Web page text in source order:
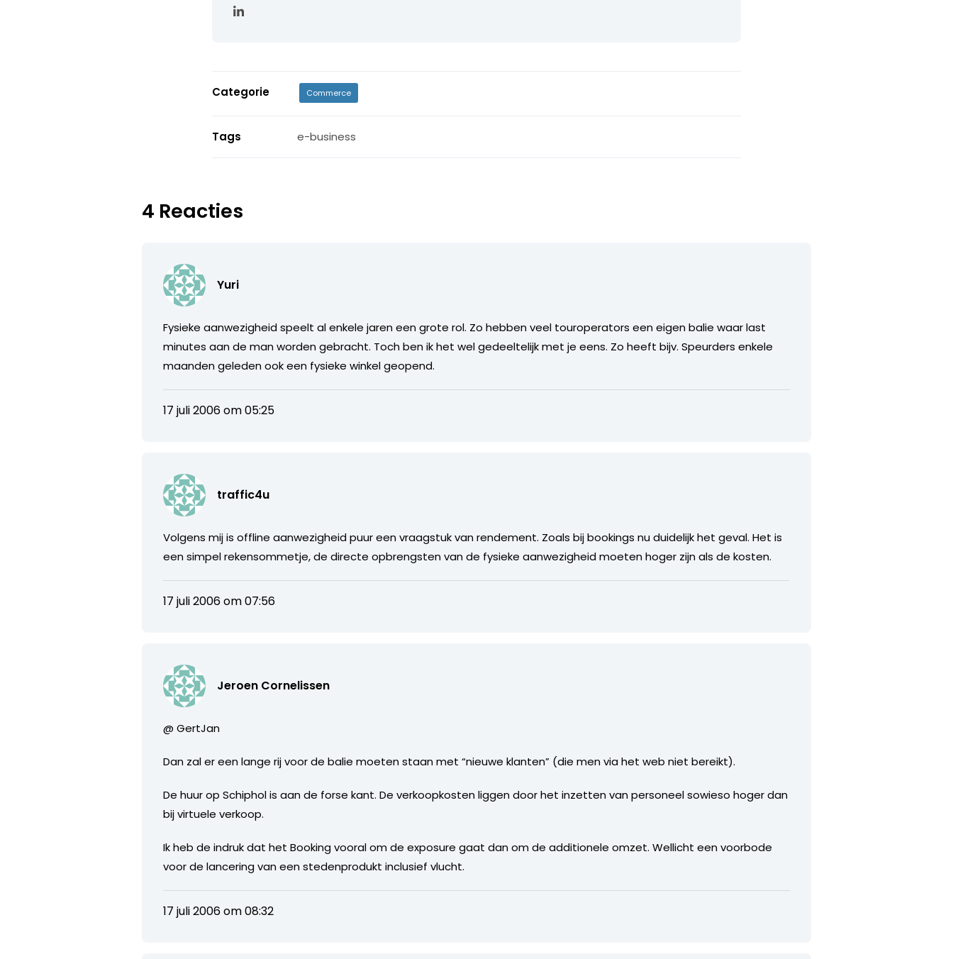
Categorie Commerce
Tags e-business
4 Reacties
Yuri
Fysieke aanwezigheid speelt al enkele jaren een grote rol. Zo hebben veel touroperators een eigen balie waar last
minutes aan de man worden gebracht. Toch ben ik het wel gedeeltelijk met je eens. Zo heeft bijv. Speurders enkele
maanden geleden ook een fysieke winkel geopend.
17 juli 2006 om 05:25
traffic4u
Volgens mij is offline aanwezigheid puur een vraagstuk van rendement. Zoals bij bookings nu duidelijk het geval. Het is
een simpel rekensommetje, de directe opbrengsten van de fysieke aanwezigheid moeten hoger zijn als de kosten.
17 juli 2006 om 07:56
Jeroen Cornelissen
@ GertJan
Dan zal er een lange rij voor de balie moeten staan met “nieuwe klanten” (die men via het web niet bereikt).
De huur op Schiphol is aan de forse kant. De verkoopkosten liggen door het inzetten van personeel sowieso hoger dan
bij virtuele verkoop.
Ik heb de indruk dat het Booking vooral om de exposure gaat dan om de additionele omzet. Wellicht een voorbode
voor de lancering van een stedenprodukt inclusief vlucht.
17 juli 2006 om 08:32